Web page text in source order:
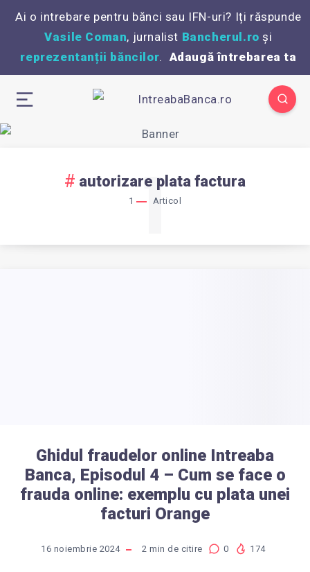
Ai o intrebare pentru bănci sau IFN-uri? Iți răspunde
Vasile Coman, jurnalist Bancherul.ro și
reprezentanții băncilor. Adaugă întrebarea ta
autorizare plata factura
1 Articol
1
Ghidul fraudelor online Intreaba
Banca, Episodul 4 – Cum se face o
frauda online: exemplu cu plata unei
facturi Orange
16 noiembrie 2024 2 min de citire 0 174